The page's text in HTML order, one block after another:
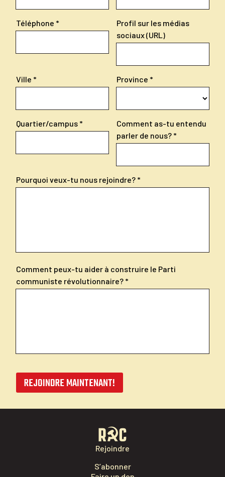
Téléphone
Profil sur les médias
sociaux (URL)
Ville Province
Quartier/campus
Comment as-tu entendu
parler de nous?
Pourquoi veux-tu nous rejoindre?
Comment peux-tu aider à construire le Parti
communiste révolutionnaire?
REJOINDRE MAINTENANT!
Rejoindre
S’abonner